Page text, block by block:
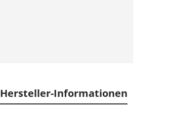
Hersteller-Informationen